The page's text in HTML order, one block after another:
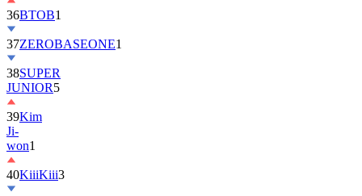
36BTOB1
37ZEROBASEONE1
38SUPER
JUNIOR5
39Kim
Ji-
won1
40KiiiKiii3